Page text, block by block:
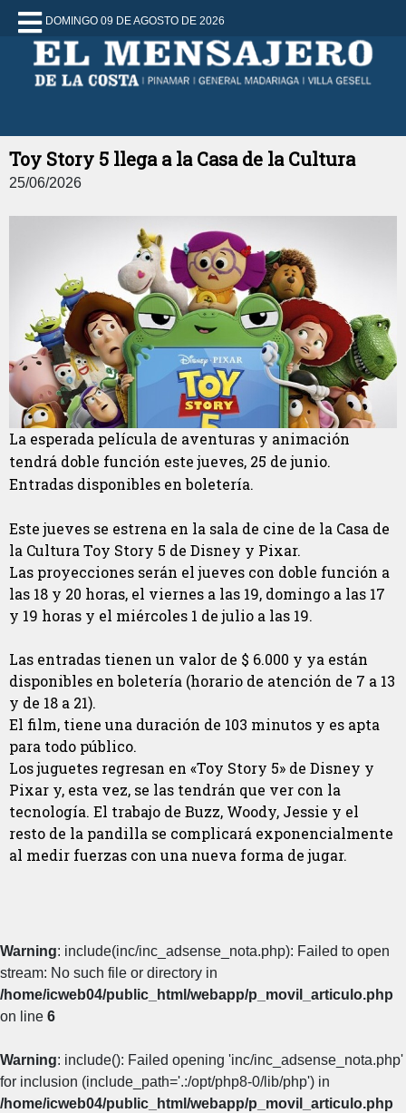
DOMINGO 09 DE AGOSTO DE 2026
Toy Story 5 llega a la Casa de la Cultura
25/06/2026
La esperada película de aventuras y animación
tendrá doble función este jueves, 25 de junio.
Entradas disponibles en boletería.
Este jueves se estrena en la sala de cine de la Casa de
la Cultura Toy Story 5 de Disney y Pixar.
Las proyecciones serán el jueves con doble función a
las 18 y 20 horas, el viernes a las 19, domingo a las 17
y 19 horas y el miércoles 1 de julio a las 19.
Las entradas tienen un valor de $ 6.000 y ya están
disponibles en boletería (horario de atención de 7 a 13
y de 18 a 21).
El film, tiene una duración de 103 minutos y es apta
para todo público.
Los juguetes regresan en «Toy Story 5» de Disney y
Pixar y, esta vez, se las tendrán que ver con la
tecnología. El trabajo de Buzz, Woody, Jessie y el
resto de la pandilla se complicará exponencialmente
al medir fuerzas con una nueva forma de jugar.
Warning: include(inc/inc_adsense_nota.php): Failed to open
stream: No such file or directory in
/home/icweb04/public_html/webapp/p_movil_articulo.php
on line 6
Warning: include(): Failed opening 'inc/inc_adsense_nota.php'
for inclusion (include_path='.:/opt/php8-0/lib/php') in
/home/icweb04/public_html/webapp/p_movil_articulo.php